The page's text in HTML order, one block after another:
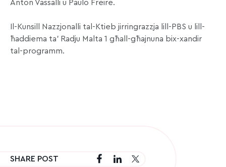
Anton Vassalli u Paulo Freire.
Il-Kunsill Nazzjonalli tal-Ktieb jirringrazzja lill-PBS u lill-
ħaddiema ta’ Radju Malta 1 għall-għajnuna bix-xandir
tal-programm.
SHARE POST